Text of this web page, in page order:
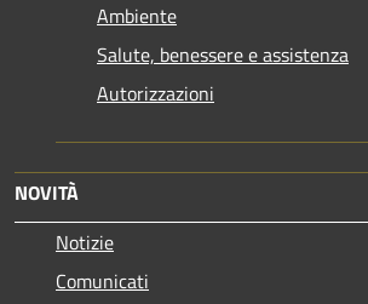
Ambiente
Salute, benessere e assistenza
Autorizzazioni
NOVITÀ
Notizie
Comunicati